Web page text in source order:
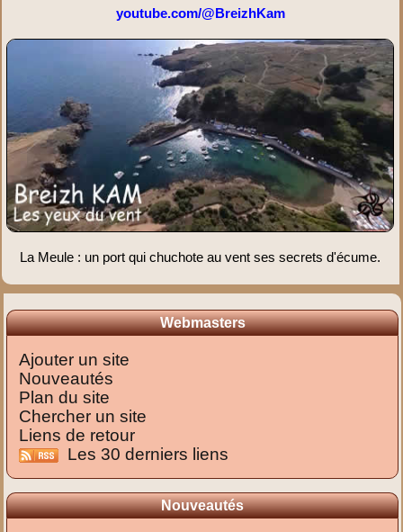
youtube.com/@BreizhKam
La Meule : un port qui chuchote au vent ses secrets d'écume.
Webmasters
Ajouter un site
Nouveautés
Plan du site
Chercher un site
Liens de retour
Les 30 derniers liens
Nouveautés